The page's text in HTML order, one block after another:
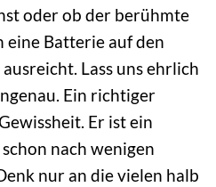
oder ob der berühmte
eine Batterie auf den
Lass uns ehrlich
Ein richtiger
Er ist ein
nach wenigen
nur an die vielen halb